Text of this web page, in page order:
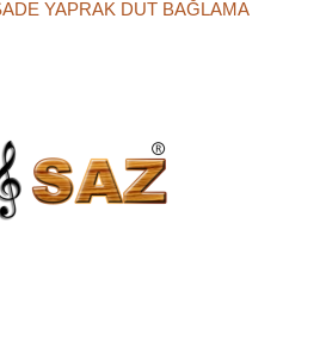
YAPRAK DUT BAĞLAMA